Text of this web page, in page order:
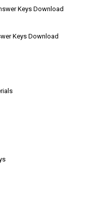
Keys Download
Keys Download